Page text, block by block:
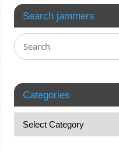
Search jammers
Categories